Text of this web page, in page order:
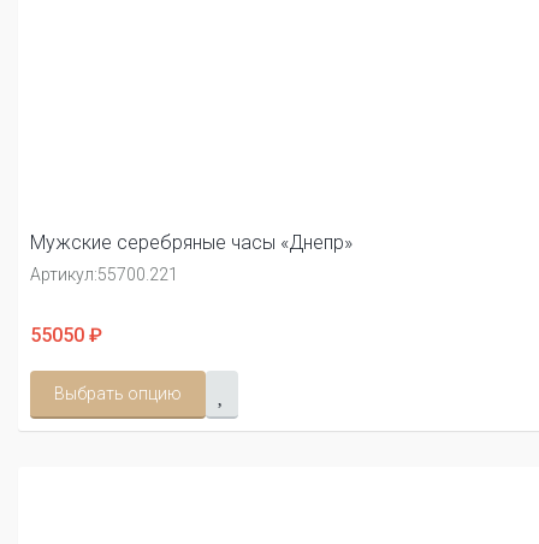
Мужские серебряные часы «Днепр»
Артикул:55700.221
55050 ₽
Выбрать опцию